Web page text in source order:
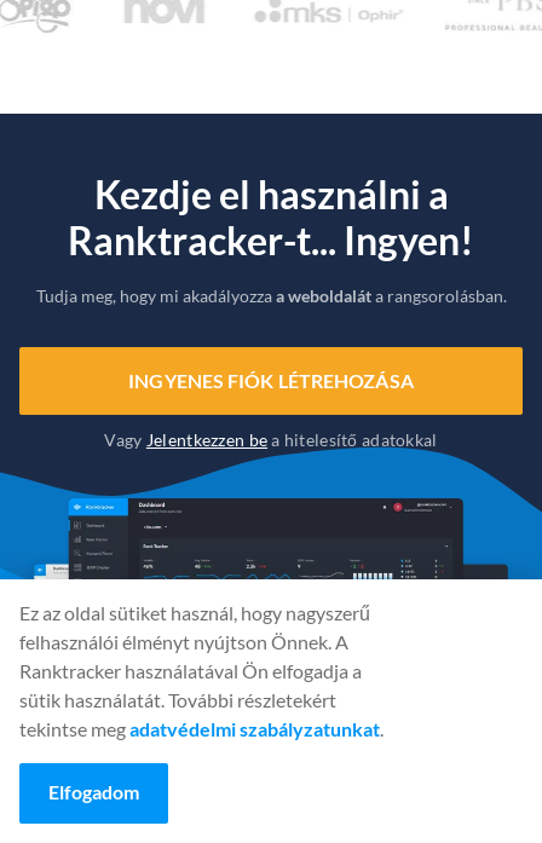
Kezdje el használni a
Ranktracker-t... Ingyen!
Tudja meg, hogy mi akadályozzaa weboldaláta rangsorolásban.
INGYENES FIÓK LÉTREHOZÁSA
Vagy Jelentkezzen bea hitelesítő adatokkal
Ez az oldal sütiket használ, hogy nagyszerű
felhasználói élményt nyújtson Önnek. A
Ranktracker használatával Ön elfogadja a
sütik használatát. További részletekért
tekintse megadatvédelmi szabályzatunkat.
Elfogadom